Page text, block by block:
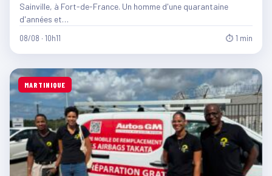
Sainville, à Fort-de-France. Un homme d'une quarantaine
d'années et…
08/08 · 10h11 ⏱ 1 min
MARTINIQUE